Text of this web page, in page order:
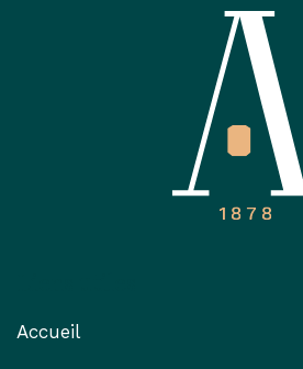
Accueil